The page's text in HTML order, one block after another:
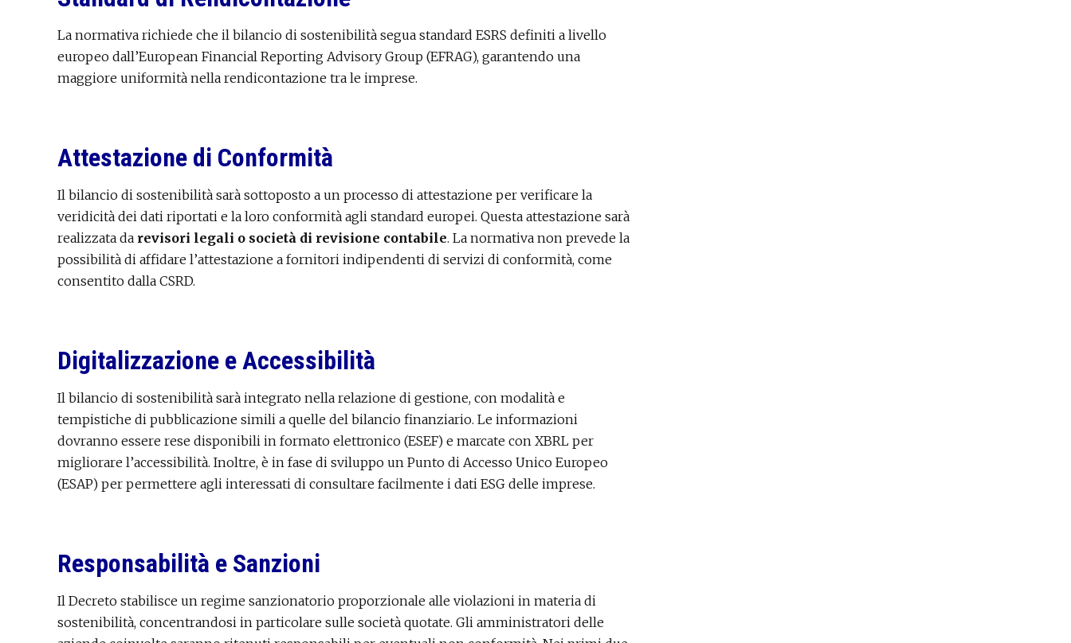
La normativa richiede che il bilancio di sostenibilità segua standard ESRS definiti a livello
europeo dall’European Financial Reporting Advisory Group (EFRAG), garantendo una
maggiore uniformità nella rendicontazione tra le imprese.
Attestazione di Conformità
Il bilancio di sostenibilità sarà sottoposto a un processo di attestazione per verificare la
veridicità dei dati riportati e la loro conformità agli standard europei. Questa attestazione sarà
realizzata da revisori legali o società di revisione contabile. La normativa non prevede la
possibilità di affidare l’attestazione a fornitori indipendenti di servizi di conformità, come
consentito dalla CSRD.
Digitalizzazione e Accessibilità
Il bilancio di sostenibilità sarà integrato nella relazione di gestione, con modalità e
tempistiche di pubblicazione simili a quelle del bilancio finanziario. Le informazioni
dovranno essere rese disponibili in formato elettronico (ESEF) e marcate con XBRL per
migliorare l’accessibilità. Inoltre, è in fase di sviluppo un Punto di Accesso Unico Europeo
(ESAP) per permettere agli interessati di consultare facilmente i dati ESG delle imprese.
Responsabilità e Sanzioni
Il Decreto stabilisce un regime sanzionatorio proporzionale alle violazioni in materia di
sostenibilità, concentrandosi in particolare sulle società quotate. Gli amministratori delle